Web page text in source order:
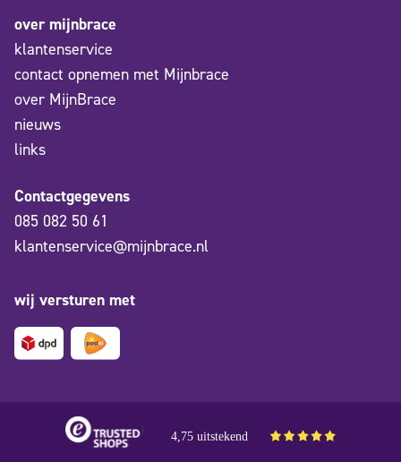
over mijnbrace
klantenservice
contact opnemen met Mijnbrace
over MijnBrace
nieuws
links
Contactgegevens
085 082 50 61
klantenservice@mijnbrace.nl
wij versturen met
4,75 uitstekend